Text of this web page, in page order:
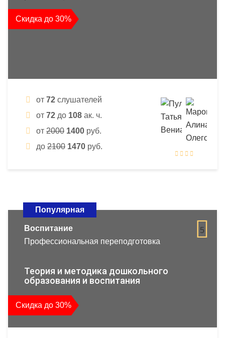
Скидка до 30%
от 72 слушателей
от 72 до 108 ак. ч.
от 2000 1400 руб.
до 2100 1470 руб.
Популярная
5
Воспитание
Профессиональная переподготовка
Теория и методика дошкольного
образования и воспитания
Скидка до 30%